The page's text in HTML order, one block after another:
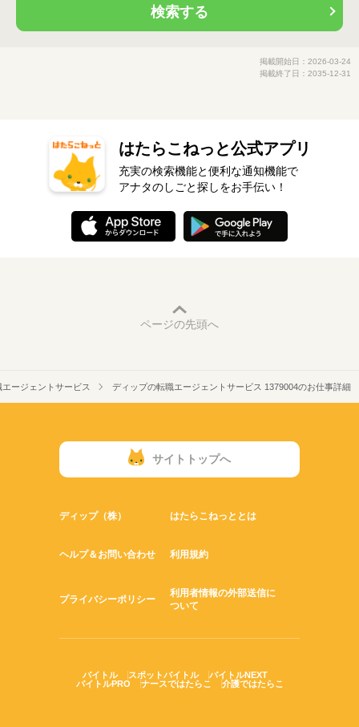
検索する
掲載開始日：2026-03-24
掲載終了日：2035-12-31
はたらこねっと公式アプリ
充実の検索機能と便利な通知機能で
アナタのしごと探しをお手伝い！
ページの先頭へ
ージェントサービス ディップの転職エージェントサービス 1379004のお仕事詳細
サイトトップへ
ディップ（株） はたらこねっととは
ヘルプ＆お問い合わせ 利用規約
プライバシーポリシー
利用者情報の外部送信に
ついて
バイトル スポットバイトル
バイトルNEXT
バイトルPRO
ナースではたらこ 介護ではたらこ